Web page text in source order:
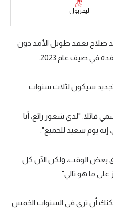
ليفربول
صلاح بعقد طويل الأمد دون
في صيف عام 2023.
سيكون لثلاث سنوات.
قائلا: "لدي شعور رائع، أنا
إنه يوم سعيد للجميع".
بعض الوقت، ولكن الآن كل
على ما هو تالي".
أن ترى في السنوات الخمس